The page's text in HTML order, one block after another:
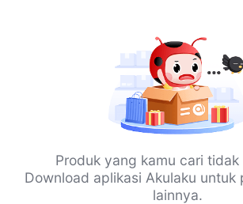
Produk yang kamu cari tidak
Download aplikasi Akulaku untuk
lainnya.